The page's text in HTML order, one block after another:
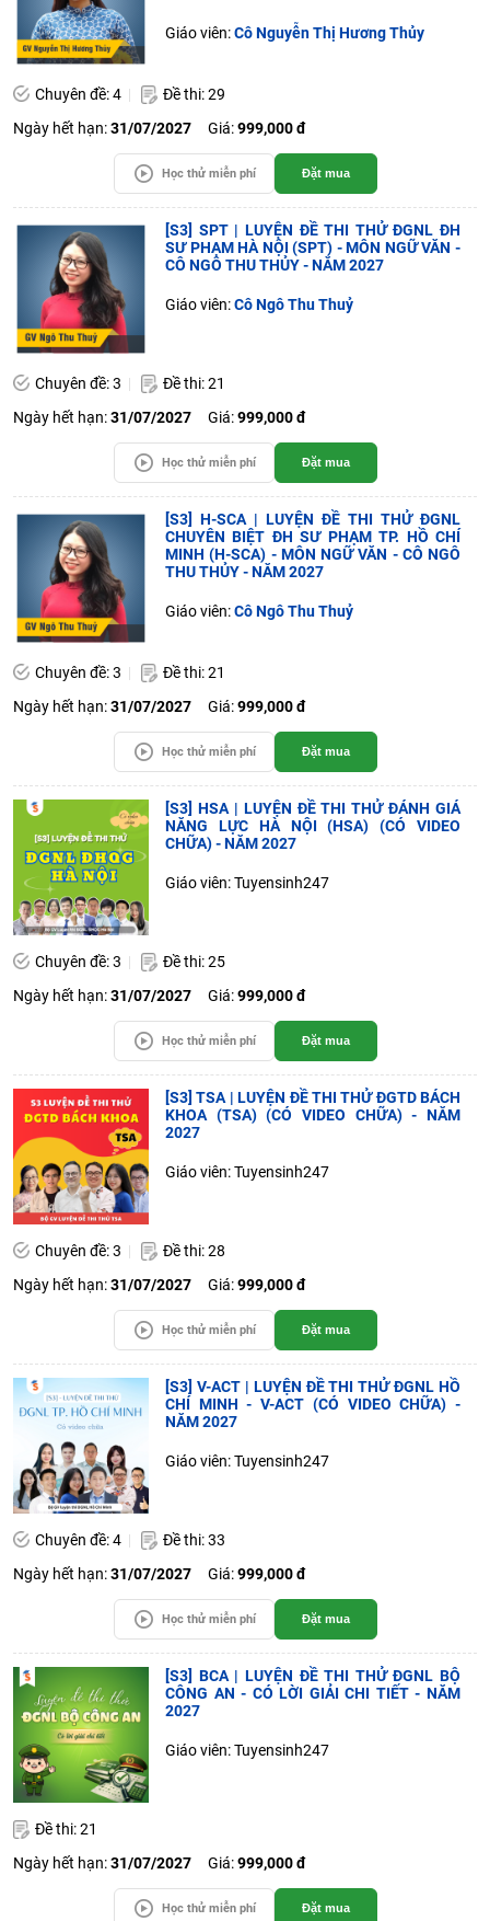
Giáo viên:Cô Nguyễn Thị Hương Thủy
Chuyên đề: 4
Đề thi: 29
Ngày hết hạn:31/07/2027 Giá:999,000 đ
Học thử miễn phí Đặt mua
[S3] SPT | LUYỆN ĐỀ THI THỬ ĐGNL ĐH
SƯ PHẠM HÀ NỘI (SPT) - MÔN NGỮ VĂN -
CÔ NGÔ THU THỦY - NĂM 2027
Giáo viên:Cô Ngô Thu Thuỷ
Chuyên đề: 3
Đề thi: 21
Ngày hết hạn:31/07/2027 Giá:999,000 đ
Học thử miễn phí Đặt mua
[S3] H-SCA | LUYỆN ĐỀ THI THỬ ĐGNL
CHUYÊN BIỆT ĐH SƯ PHẠM TP. HỒ CHÍ
MINH (H-SCA) - MÔN NGỮ VĂN - CÔ NGÔ
THU THỦY - NĂM 2027
Giáo viên:Cô Ngô Thu Thuỷ
Chuyên đề: 3
Đề thi: 21
Ngày hết hạn:31/07/2027 Giá:999,000 đ
Học thử miễn phí Đặt mua
[S3] HSA | LUYỆN ĐỀ THI THỬ ĐÁNH GIÁ
NĂNG LỰC HÀ NỘI (HSA) (CÓ VIDEO
CHỮA) - NĂM 2027
Giáo viên: Tuyensinh247
Chuyên đề: 3
Đề thi: 25
Ngày hết hạn:31/07/2027 Giá:999,000 đ
Học thử miễn phí Đặt mua
[S3] TSA | LUYỆN ĐỀ THI THỬ ĐGTD BÁCH
KHOA (TSA) (CÓ VIDEO CHỮA) - NĂM
2027
Giáo viên: Tuyensinh247
Chuyên đề: 3
Đề thi: 28
Ngày hết hạn:31/07/2027 Giá:999,000 đ
Học thử miễn phí Đặt mua
[S3] V-ACT | LUYỆN ĐỀ THI THỬ ĐGNL HỒ
CHÍ MINH - V-ACT (CÓ VIDEO CHỮA) -
NĂM 2027
Giáo viên: Tuyensinh247
Chuyên đề: 4
Đề thi: 33
Ngày hết hạn:31/07/2027 Giá:999,000 đ
Học thử miễn phí Đặt mua
[S3] BCA | LUYỆN ĐỀ THI THỬ ĐGNL BỘ
CÔNG AN - CÓ LỜI GIẢI CHI TIẾT - NĂM
2027
Giáo viên: Tuyensinh247
Đề thi: 21
Ngày hết hạn:31/07/2027 Giá:999,000 đ
Học thử miễn phí Đặt mua